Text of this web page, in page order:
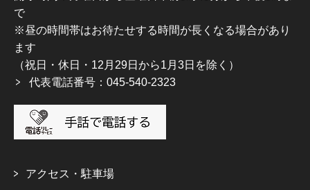
で
※昼の時間帯はお待たせする時間が長くなる場合があり
ます
（祝日・休日・12月29日から1月3日を除く）
代表電話番号：045-540-2323
アクセス・駐車場